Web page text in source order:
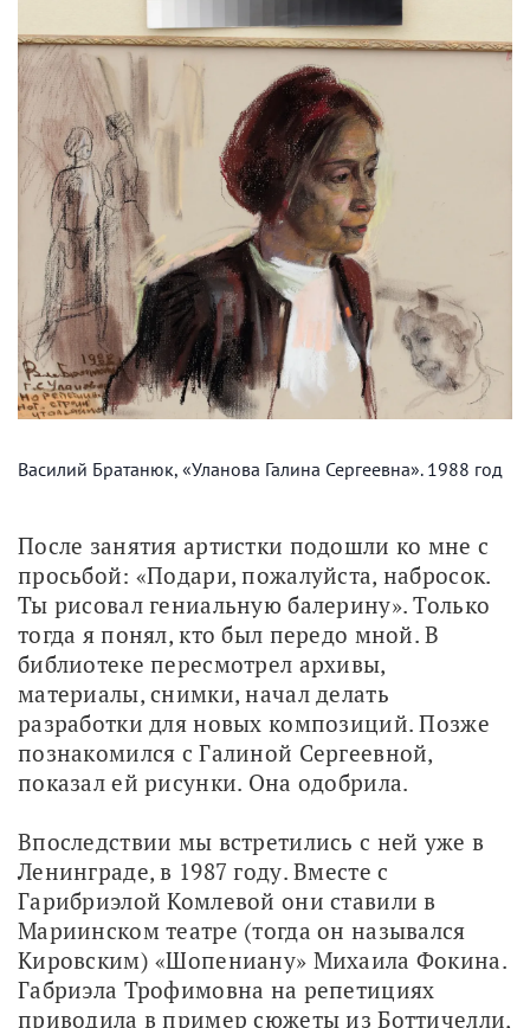
Василий Братанюк, «Уланова Галина Сергеевна». 1988 год
После занятия артистки подошли ко мне с
просьбой: «Подари, пожалуйста, набросок.
Ты рисовал гениальную балерину». Только
тогда я понял, кто был передо мной. В
библиотеке пересмотрел архивы,
материалы, снимки, начал делать
разработки для новых композиций. Позже
познакомился с Галиной Сергеевной,
показал ей рисунки. Она одобрила.
Впоследствии мы встретились с ней уже в
Ленинграде, в 1987 году. Вместе с
Гарибриэлой Комлевой они ставили в
Мариинском театре (тогда он назывался
Кировским) «Шопениану» Михаила Фокина.
Габриэла Трофимовна на репетициях
приводила в пример сюжеты из Боттичелли,